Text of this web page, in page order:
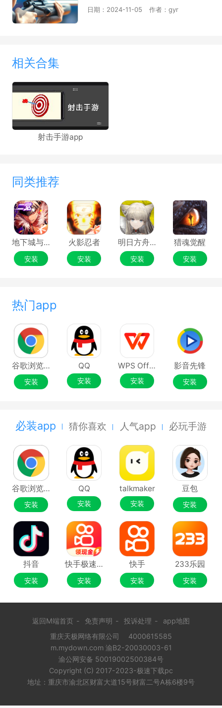
日期：2024-11-05 作者：gyr
相关合集
射击手游app
同类推荐
地下城与勇士：起源
安装
火影忍者
安装
明日方舟：终末地
安装
猎魂觉醒
安装
热门app
谷歌浏览器Google Chrome
安装
QQ
安装
WPS Office
安装
影音先锋
安装
必装app 猜你喜欢 人气app 必玩手游
谷歌浏览器Google Chrome
安装
QQ
安装
talkmaker
安装
豆包
安装
抖音
安装
快手极速版
安装
快手
安装
233乐园
安装
返回M端首页 - 免责声明 - 投诉处理 -
app地图
重庆天极网络有限公司
4000615585
m.mydown.com 渝B2-20030003-61
渝公网安备 50019002500384号
Copyright (C) 2017-2023-极速下载pc
地址：重庆市渝北区财富大道15号财富二号A栋6楼9号